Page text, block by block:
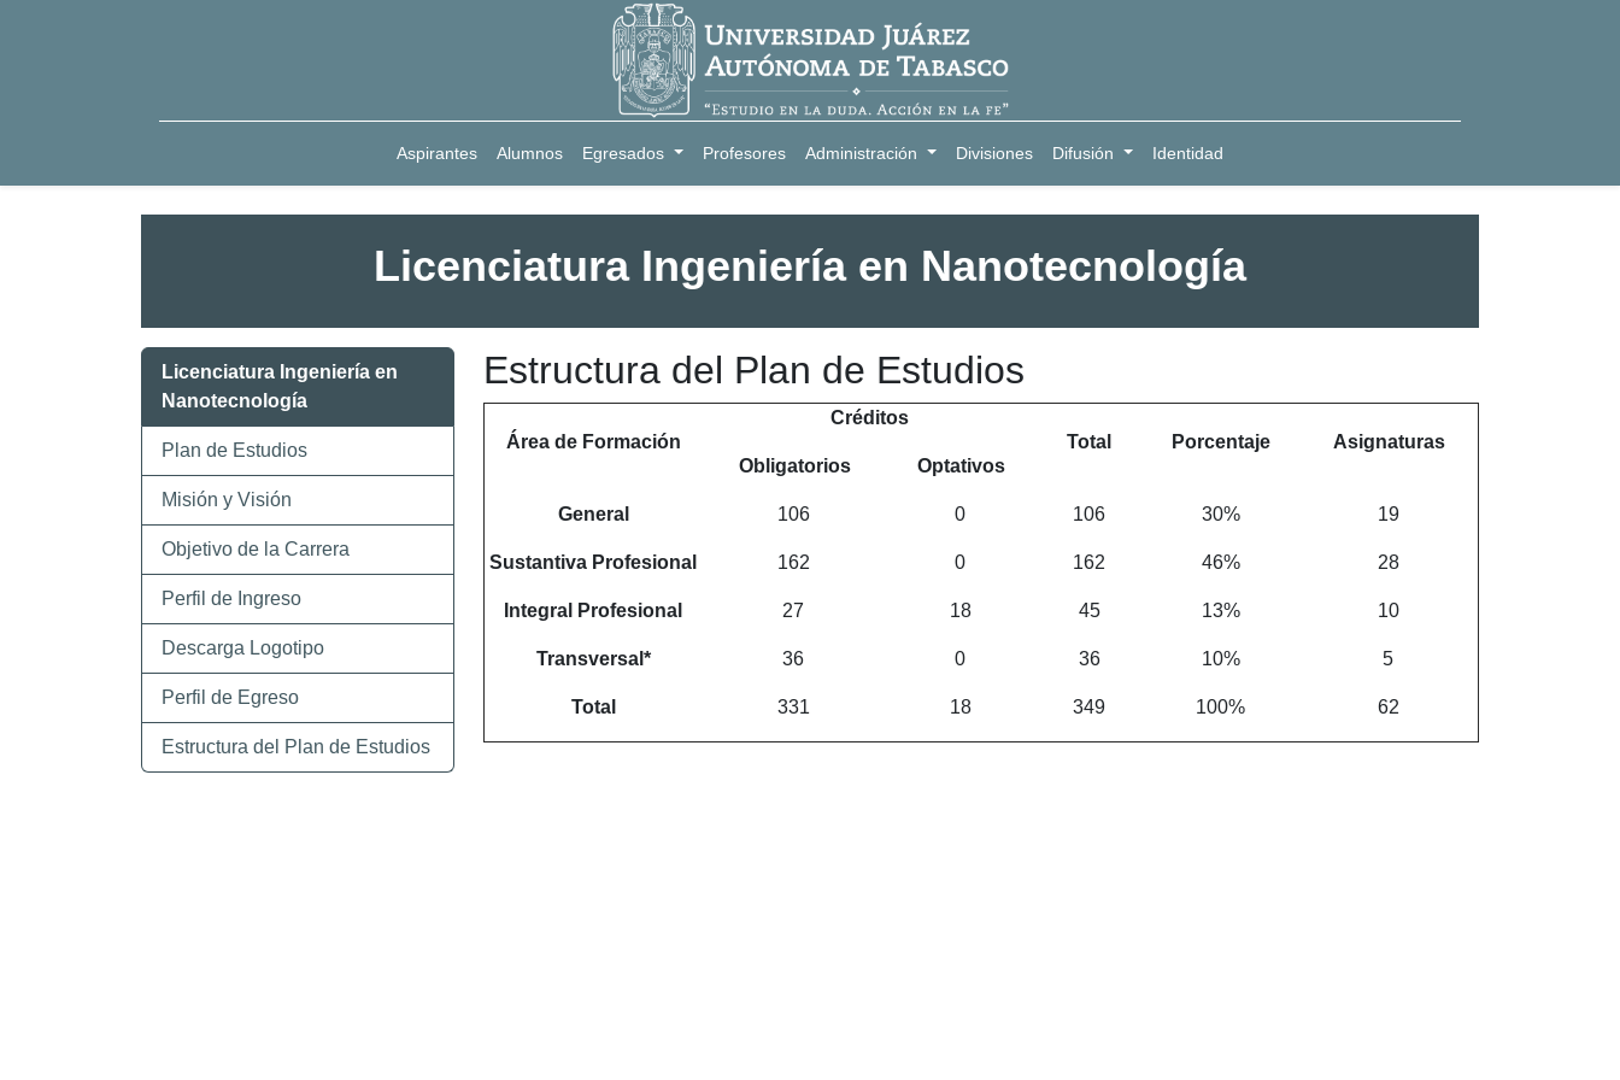
Aspirantes Alumnos Egresados Profesores Administración Divisiones Difusión Identidad
Licenciatura Ingeniería en Nanotecnología
Licenciatura Ingeniería en
Nanotecnología
Plan de Estudios
Misión y Visión
Objetivo de la Carrera
Perfil de Ingreso
Descarga Logotipo
Perfil de Egreso
Estructura del Plan de Estudios
Estructura del Plan de Estudios
Área de Formación
Créditos
Total
Porcentaje
Asignaturas
Obligatorios
Optativos
General 106 0 106 30% 19
Sustantiva Profesional 162 0 162 46% 28
Integral Profesional 27 18 45 13% 10
Transversal* 36 0 36 10% 5
Total 331 18 349 100% 62